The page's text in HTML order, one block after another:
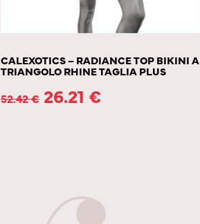
CALEXOTICS – RADIANCE TOP BIKINI A
TRIANGOLO RHINE TAGLIA PLUS
52.42€ 26.21 €